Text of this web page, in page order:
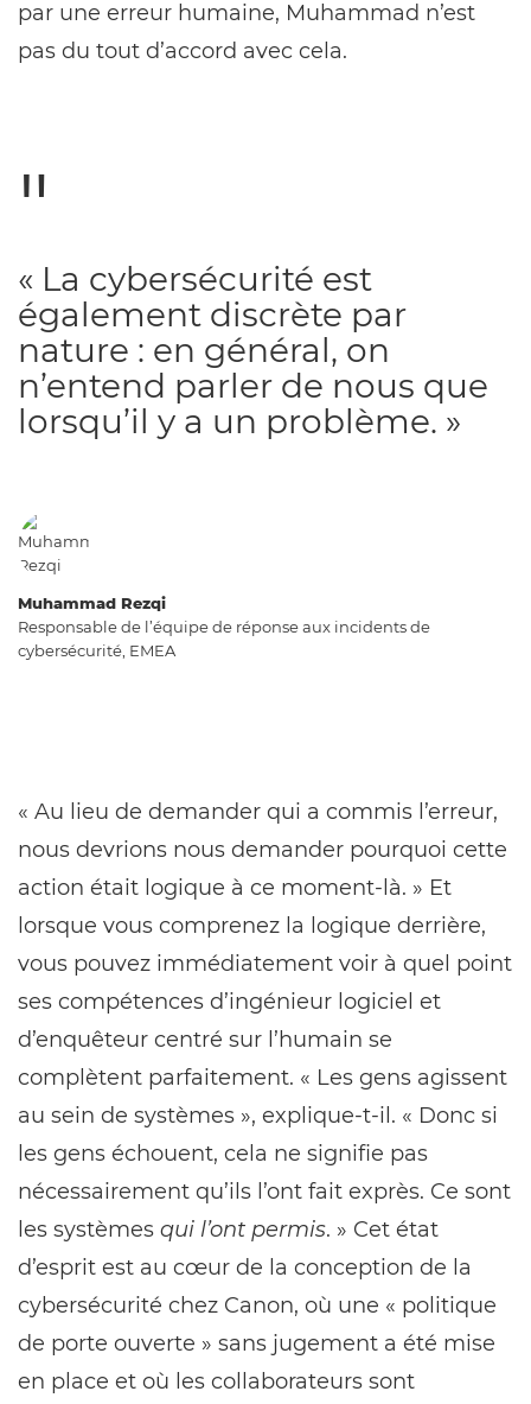
par une erreur humaine, Muhammad n’est
pas du tout d’accord avec cela.
Muhammad Rezqi
Responsable de l’équipe de réponse aux incidents de
cybersécurité, EMEA
« La cybersécurité est
également discrète par
nature : en général, on
n’entend parler de nous que
lorsqu’il y a un problème. »
« Au lieu de demander qui a commis l’erreur,
nous devrions nous demander pourquoi cette
action était logique à ce moment-là. » Et
lorsque vous comprenez la logique derrière,
vous pouvez immédiatement voir à quel point
ses compétences d’ingénieur logiciel et
d’enquêteur centré sur l’humain se
complètent parfaitement. « Les gens agissent
au sein de systèmes », explique-t-il. « Donc si
les gens échouent, cela ne signifie pas
nécessairement qu’ils l’ont fait exprès. Ce sont
les systèmes qui l’ont permis. » Cet état
d’esprit est au cœur de la conception de la
cybersécurité chez Canon, où une « politique
de porte ouverte » sans jugement a été mise
en place et où les collaborateurs sont